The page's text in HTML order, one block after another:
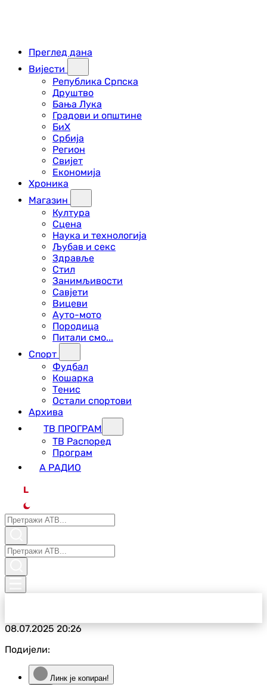
Преглед дана
Вијести
Република Српска
Друштво
Бања Лука
Градови и општине
БиХ
Србија
Регион
Свијет
Економија
Хроника
Магазин
Култура
Сцена
Наука и технологија
Љубав и секс
Здравље
Стил
Занимљивости
Савјети
Вицеви
Ауто-мото
Породица
Питали смо...
Спорт
Фудбал
Кошарка
Тенис
Остали спортови
Архива
ТВ ПРОГРАМ
ТВ Распоред
Програм
А РАДИО
L
08.07.202520:26
Подијели:
Линк је копиран!